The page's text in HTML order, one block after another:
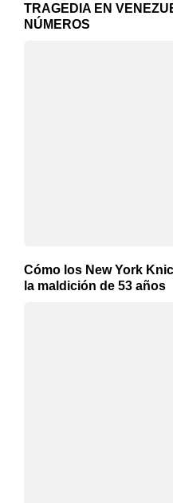
TRAGEDIA EN
NÚMEROS
Cómo los New York
la maldición de 53 años